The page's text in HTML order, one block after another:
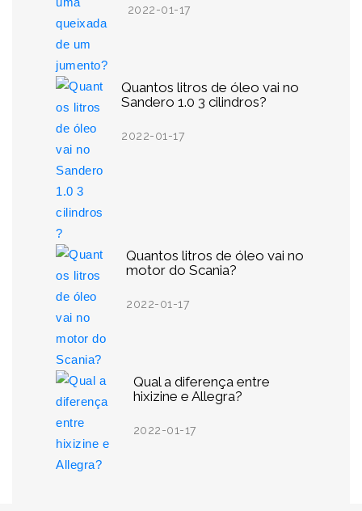
2022-01-17
Quantos litros de óleo vai no
Sandero 1.0 3 cilindros?
2022-01-17
Quantos litros de óleo vai no
motor do Scania?
2022-01-17
Qual a diferença entre
hixizine e Allegra?
2022-01-17